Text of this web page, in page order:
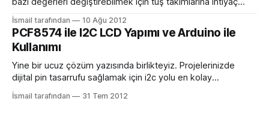
duyarız. 4×4 membran tuş takımı kolay biz çözüm olsa da 8
dijital pini gözden çıkarmamız gerekir Arduino ile kullanmak
için. Bu yazımda da yine bir önceki yazımdaki gibi PCF8574
kullanarak matris tuş takımını(matrix keypad) I2C
İsmail tarafından 10 Ağu 2012
PCF8574 ile I2C LCD Yapımı ve Arduino ile
Kullanımı
Yine bir ucuz çözüm yazısında birlikteyiz. Projelerinizde
dijital pin tasarrufu sağlamak için i2c yolu en kolay
çözümlerden birisi sanırım. Normal LCD bağlantısı
yaparsanız 6 dijital pin kullanmak durumundasınız, bu da 14
İsmail tarafından 31 Tem 2012